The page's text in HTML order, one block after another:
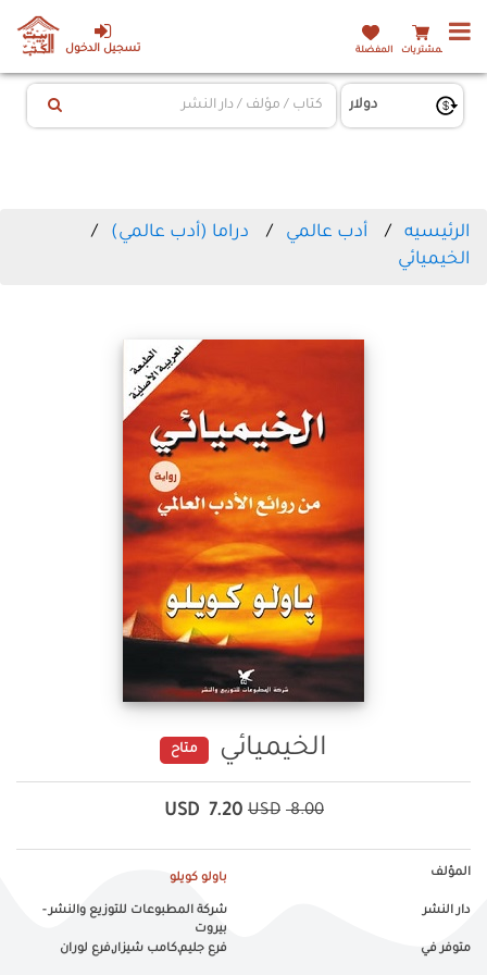
تسجيل الدخول المشتريات المفضلة
الرئيسيه أدب عالمي
دراما (أدب عالمي)
الخيميائي
الخيميائي متاح
8.00
USD
7.20
USD
المؤلف باولو كويلو
دار النشر
شركة المطبوعات للتوزيع والنشر -
بيروت
متوفر في
فرع جليم,كامب شيزار,فرع لوران